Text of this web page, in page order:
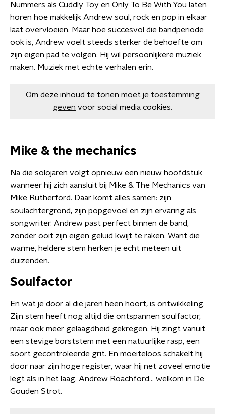
Nummers als Cuddly Toy en Only To Be With You laten
horen hoe makkelijk Andrew soul, rock en pop in elkaar
laat overvloeien. Maar hoe succesvol die bandperiode
ook is, Andrew voelt steeds sterker de behoefte om
zijn eigen pad te volgen. Hij wil persoonlijkere muziek
maken. Muziek met echte verhalen erin.
Om deze inhoud te tonen moet je toestemming
geven voor social media cookies.
Mike & the mechanics
Na die solojaren volgt opnieuw een nieuw hoofdstuk
wanneer hij zich aansluit bij Mike & The Mechanics van
Mike Rutherford. Daar komt alles samen: zijn
soulachtergrond, zijn popgevoel en zijn ervaring als
songwriter. Andrew past perfect binnen de band,
zonder ooit zijn eigen geluid kwijt te raken. Want die
warme, heldere stem herken je echt meteen uit
duizenden.
Soulfactor
En wat je door al die jaren heen hoort, is ontwikkeling.
Zijn stem heeft nog altijd die ontspannen soulfactor,
maar ook meer gelaagdheid gekregen. Hij zingt vanuit
een stevige borststem met een natuurlijke rasp, een
soort gecontroleerde grit. En moeiteloos schakelt hij
door naar zijn hoge register, waar hij net zoveel emotie
legt als in het laag. Andrew Roachford… welkom in De
Gouden Strot.